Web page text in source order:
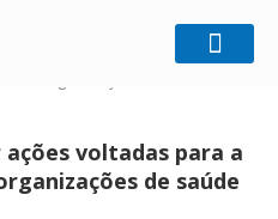
promover ações
voltadas para a
de saúde